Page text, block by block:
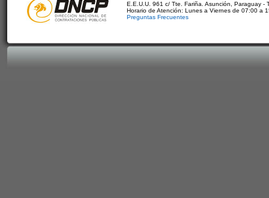
E.E.U.U. 961 c/ Tte. Fariña. Asunción, Paraguay -
Horario de Atención: Lunes a Viernes de 07:00 a
Preguntas Frecuentes